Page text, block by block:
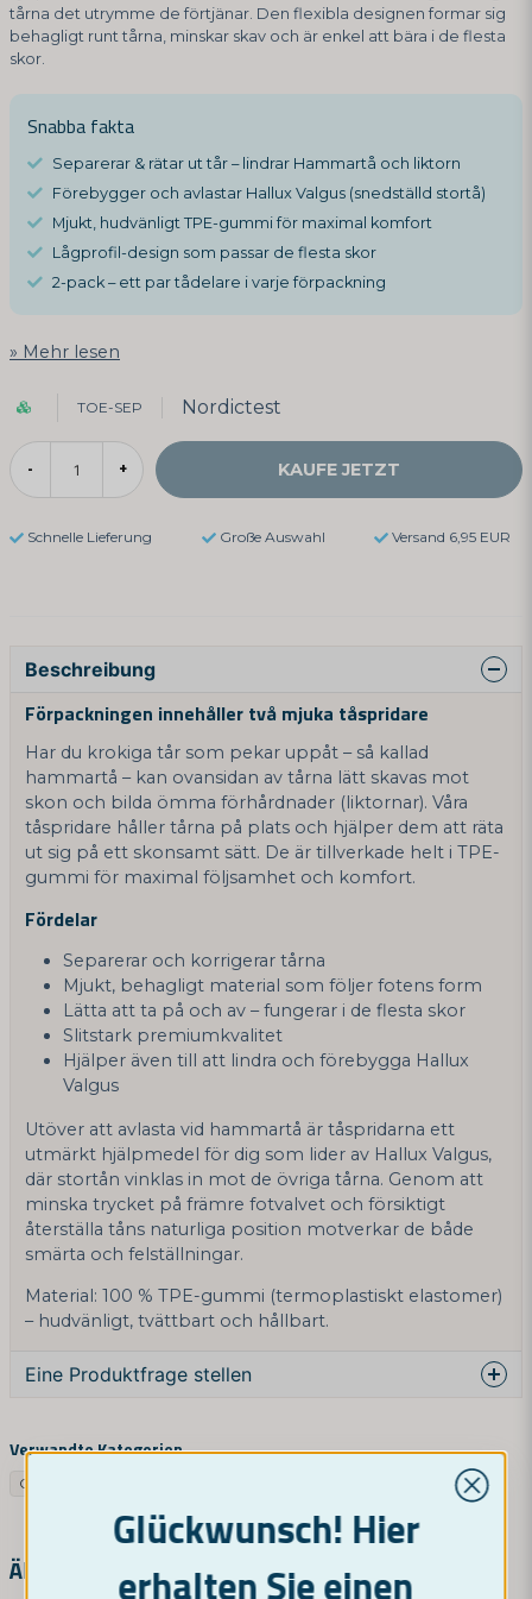
tårna det utrymme de förtjänar. Den flexibla designen formar sig
behagligt runt tårna, minskar skav och är enkel att bära i de flesta
skor.
Snabba fakta
Separerar & rätar ut tår – lindrar Hammartå och liktorn
Förebygger och avlastar Hallux Valgus (snedställd stortå)
Mjukt, hudvänligt TPE-gummi för maximal komfort
Lågprofil-design som passar de flesta skor
2-pack – ett par tådelare i varje förpackning
Mehr lesen
TOE-SEP Nordictest
- + KAUFE JETZT
Schnelle Lieferung Große Auswahl Versand 6,95 EUR
Ähnliche Produkte
Beschreibung
Förpackningen innehåller två mjuka tåspridare
Har du krokiga tår som pekar uppåt – så kallad
hammartå – kan ovansidan av tårna lätt skavas mot
skon och bilda ömma förhårdnader (liktornar). Våra
tåspridare håller tårna på plats och hjälper dem att räta
ut sig på ett skonsamt sätt. De är tillverkade helt i TPE-
gummi för maximal följsamhet och komfort.
Fördelar
Separerar och korrigerar tårna
Mjukt, behagligt material som följer fotens form
Lätta att ta på och av – fungerar i de flesta skor
Slitstark premiumkvalitet
Hjälper även till att lindra och förebygga Hallux
Valgus
Utöver att avlasta vid hammartå är tåspridarna ett
utmärkt hjälpmedel för dig som lider av Hallux Valgus,
där stortån vinklas in mot de övriga tårna. Genom att
minska trycket på främre fotvalvet och försiktigt
återställa tåns naturliga position motverkar de både
smärta och felställningar.
Material: 100 % TPE-gummi (termoplastiskt elastomer)
– hudvänligt, tvättbart och hållbart.
Eine Produktfrage stellen
Fragen Sie uns etwas über dieses Produkt ...
Verwandte Kategorien
Google SV
Glückwunsch! Hier
erhalten Sie einen